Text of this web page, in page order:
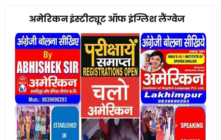
अमेरिकन इंस्टीट्यूट ऑफ इंग्लिश लैंग्वेज